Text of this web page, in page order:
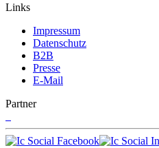
Links
Impressum
Datenschutz
B2B
Presse
E-Mail
Partner